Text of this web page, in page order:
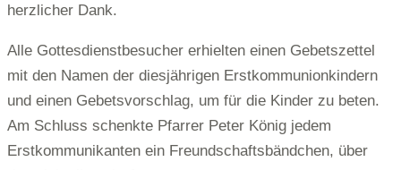
herzlicher Dank.
Alle Gottesdienstbesucher erhielten einen Gebetszettel
mit den Namen der diesjährigen Erstkommunionkindern
und einen Gebetsvorschlag, um für die Kinder zu beten.
Am Schluss schenkte Pfarrer Peter König jedem
Erstkommunikanten ein Freundschaftsbändchen, über